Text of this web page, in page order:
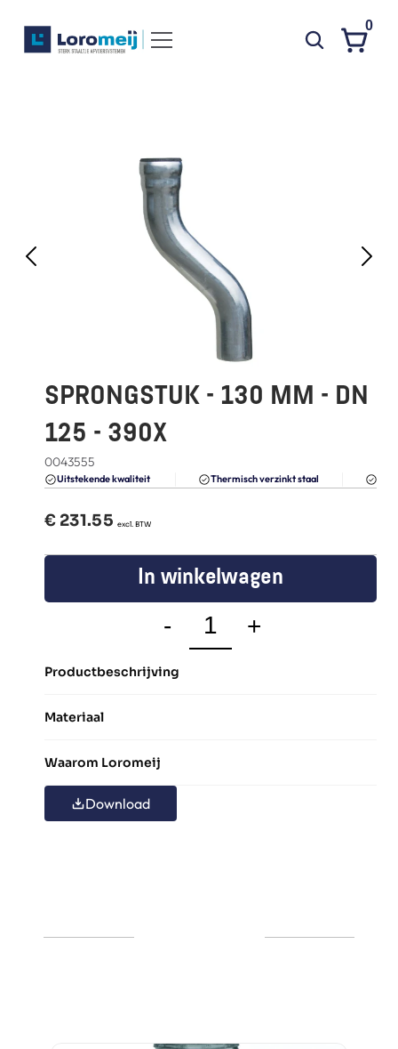
FAQ
Blogs
0
SPRONGSTUK - 130 MM - DN
125 - 390X
0043555
Uitstekende kwaliteit Thermisch verzinkt staal
€ 231.55
  excl. BTW
In winkelwagen
- +
Productbeschrijving
Materiaal
Waarom Loromeij
Download